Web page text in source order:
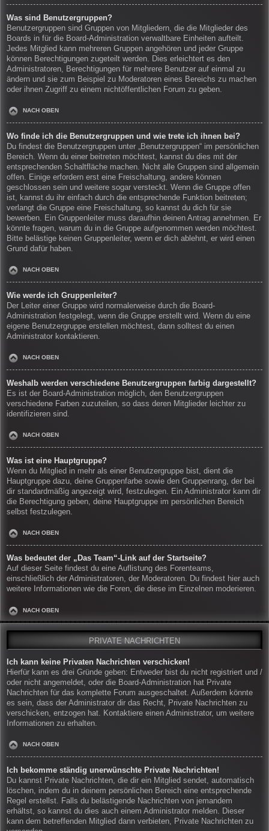
Was sind Benutzergruppen?
Benutzergruppen sind Gruppen von Mitgliedern, die die Mitglieder des
Boards in für die Board-Administration verwaltbare Einheiten aufteilt.
Jedes Mitglied kann mehreren Gruppen angehören und jeder Gruppe
können Berechtigungen zugeteilt werden. Dies erleichtert es den
Administratoren, Berechtigungen für mehrere Benutzer auf einmal zu
ändern und sie zum Beispiel zu Moderatoren eines Bereichs zu machen
oder ihnen Zugriff zu einem nichtöffentlichen Forum zu geben.
NACH OBEN
Wo finde ich die Benutzergruppen und wie trete ich ihnen bei?
Du findest die Benutzergruppen unter „Benutzergruppen“ im persönlichen
Bereich. Wenn du einer beitreten möchtest, kannst du dies mit der
entsprechenden Schaltfläche machen. Nicht alle Gruppen sind allgemein
offen. Einige erfordern erst eine Freischaltung, andere können
geschlossen sein und weitere sogar versteckt. Wenn die Gruppe offen
ist, kannst du ihr einfach durch die entsprechende Funktion beitreten;
verlangt die Gruppe eine Freischaltung, so kannst du dich für sie
bewerben. Ein Gruppenleiter muss daraufhin deinen Antrag annehmen. Er
könnte fragen, warum du in die Gruppe aufgenommen werden möchtest.
Bitte belästige keinen Gruppenleiter, wenn er dich ablehnt, er wird einen
Grund dafür haben.
NACH OBEN
Wie werde ich Gruppenleiter?
Der Leiter einer Gruppe wird normalerweise durch die Board-
Administration festgelegt, wenn die Gruppe erstellt wird. Wenn du eine
eigene Benutzergruppe erstellen möchtest, dann solltest du einen
Administrator kontaktieren.
NACH OBEN
Weshalb werden verschiedene Benutzergruppen farbig dargestellt?
Es ist der Board-Administration möglich, den Benutzergruppen
verschiedene Farben zuzuteilen, so dass deren Mitglieder leichter zu
identifizieren sind.
NACH OBEN
Was ist eine Hauptgruppe?
Wenn du Mitglied in mehr als einer Benutzergruppe bist, dient die
Hauptgruppe dazu, deine Gruppenfarbe sowie den Gruppenrang, der bei
dir standardmäßig angezeigt wird, festzulegen. Ein Administrator kann dir
die Berechtigung geben, deine Hauptgruppe im persönlichen Bereich
selbst festzulegen.
NACH OBEN
Was bedeutet der „Das Team“-Link auf der Startseite?
Auf dieser Seite findest du eine Auflistung des Forenteams,
einschließlich der Administratoren, der Moderatoren. Du findest hier auch
weitere Informationen wie die Foren, die diese im Einzelnen moderieren.
NACH OBEN
PRIVATE NACHRICHTEN
Ich kann keine Privaten Nachrichten verschicken!
Hierfür kann es drei Gründe geben: Entweder bist du nicht registriert und /
oder nicht angemeldet, oder die Board-Administration hat Private
Nachrichten für das komplette Forum ausgeschaltet. Außerdem könnte
es sein, dass der Administrator dir das Recht, Private Nachrichten zu
verschicken, entzogen hat. Kontaktiere einen Administrator, um weitere
Informationen zu erhalten.
NACH OBEN
Ich bekomme ständig unerwünschte Private Nachrichten!
Du kannst Private Nachrichten, die dir ein Mitglied sendet, automatisch
löschen, indem du in deinem persönlichen Bereich eine entsprechende
Regel erstellst. Falls du belästigende Nachrichten von jemandem
erhältst, so kannst du dies auch einem Administrator melden. Dieser
kann dem betreffenden Mitglied dann verbieten, Private Nachrichten zu